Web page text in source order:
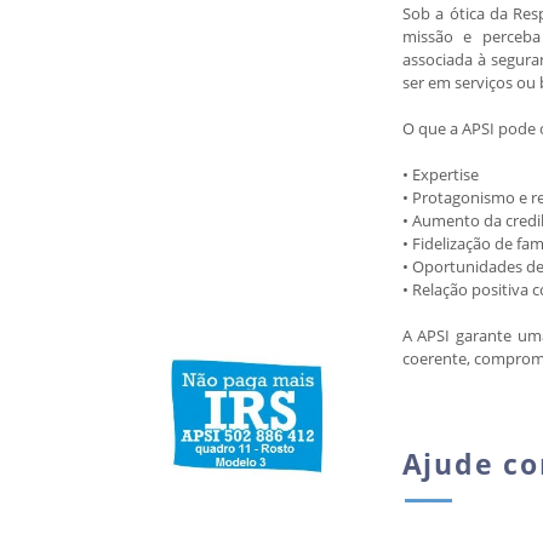
Sob a ótica da
missão e
associada à
ser em serviços ou
O que a APSI
• Expertise
• Protagonismo e
• Aumento da
• Fidelização de
• Oportunidades
• Relação positiva
A APSI garante
coerente,
Ajude